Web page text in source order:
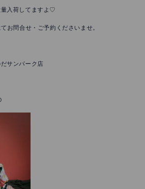
入荷してますよ♡
お問合せ・ご予約くださいませ。
サンパーク店